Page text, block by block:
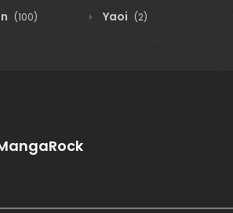
(100) Yaoi (2)